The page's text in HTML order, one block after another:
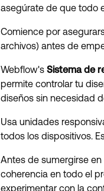
asegúrate de que todo
Comience por
archivos) antes de
Webflow's Sistema de
permite controlar tu
diseños sin necesidad
Usa unidades
todos los dispositivos.
Antes de sumergirse
coherencia en todo el
experimentar con la